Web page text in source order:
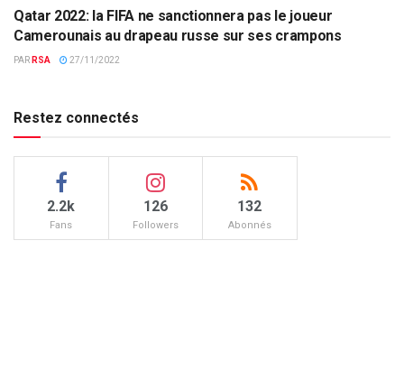
COUPE DU MONDE
Qatar 2022: la FIFA ne sanctionnera pas le joueur
Camerounais au drapeau russe sur ses crampons
PAR RSA 27/11/2022
Restez connectés
2.2k
Fans
126
Followers
132
Abonnés